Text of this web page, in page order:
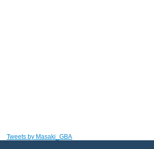
Tweets by Masaki_GBA